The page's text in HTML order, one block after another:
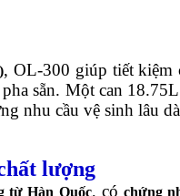
, OL-300 giúp tiết kiệm
sẵn. Một can
nhu cầu vệ sinh lâu
lượng
từ Hàn Quốc, có chứng